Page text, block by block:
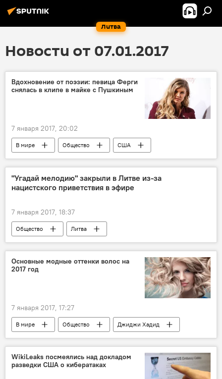
Литва
Новости от 07.01.2017
Вдохновение от поэзии: певица Ферги
снялась в клипе в майке с Пушкиным
7 января 2017, 20:02
В мире Общество
США
Ферги (Fergie)
Пушкин
клип
видео
"Угадай мелодию" закрыли в Литве из-за
нацистского приветствия в эфире
7 января 2017, 18:37
Общество
Литва
Римвидас Палецкис
Аста Баукуте
Симонас Донсковас
LRT
телепередача
Основные модные оттенки волос на
2017 год
7 января 2017, 17:27
В мире Общество
Джиджи Хадид
Дженнифер Лоуренс
волосы
цвет
омбрэ
балаяж
WikiLeaks посмеялись над докладом
разведки США о кибератаках